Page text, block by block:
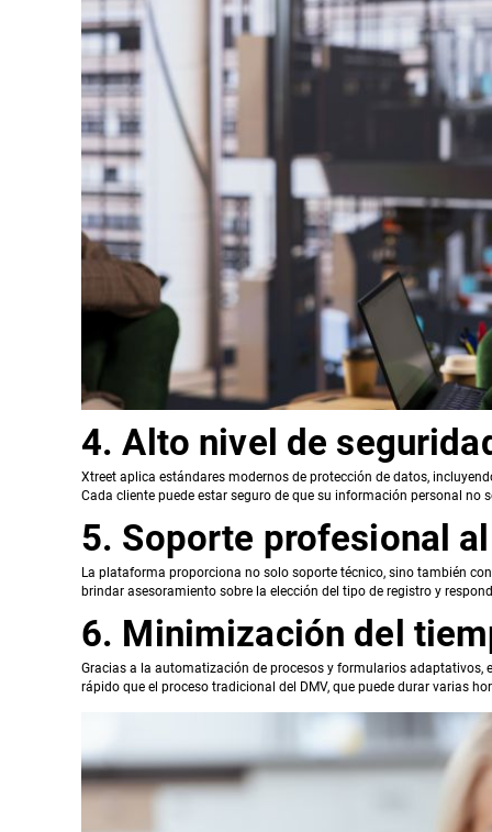
4. Alto nivel de
Xtreet aplica estándares modernos de protección de datos,
Cada cliente puede estar seguro de que su información personal no
5. Soporte profesional
La plataforma proporciona no solo soporte técnico, sino también
brindar asesoramiento sobre la elección del tipo de registro y
6. Minimización del
Gracias a la automatización de procesos y formularios
rápido que el proceso tradicional del DMV, que puede durar varias